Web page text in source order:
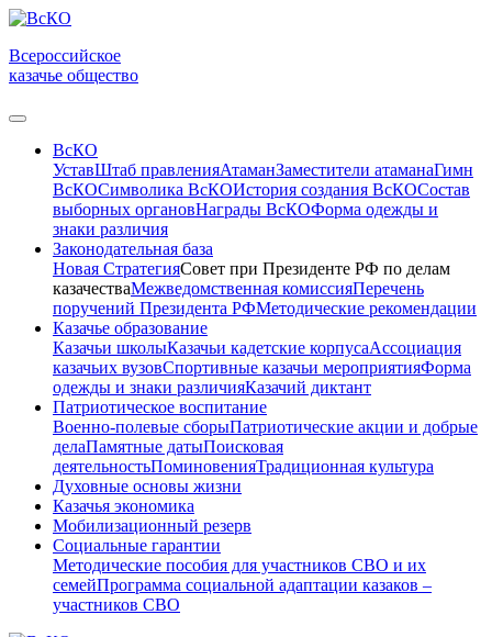
Всероссийское
казачье общество
ВсКО
УставШтаб правленияАтаманЗаместители атаманаГимн
ВсКОСимволика ВсКОИстория создания ВсКОСостав
выборных органовНаграды ВсКОФорма одежды и
знаки различия
Законодательная база
Новая СтратегияСовет при Президенте РФ по делам
казачестваМежведомственная комиссияПеречень
поручений Президента РФМетодические рекомендации
Казачье образование
Казачьи школыКазачьи кадетские корпусаАссоциация
казачьих вузовСпортивные казачьи мероприятияФорма
одежды и знаки различияКазачий диктант
Патриотическое воспитание
Военно-полевые сборыПатриотические акции и добрые
делаПамятные датыПоисковая
деятельностьПоминовенияТрадиционная культура
Духовные основы жизни
Казачья экономика
Мобилизационный резерв
Социальные гарантии
Методические пособия для участников СВО и их
семейПрограмма социальной адаптации казаков –
участников СВО